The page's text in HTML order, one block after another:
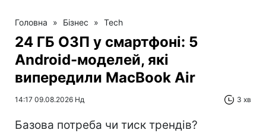
Головна » Бізнес » Tech
24 ГБ ОЗП у смартфоні: 5
Android-моделей, які
випередили MacBook Air
14:17 09.08.2026 Нд 3 хв
Базова потреба чи тиск трендів?